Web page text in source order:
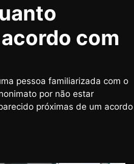
com
pessoa familiarizada com o
por não estar
próximas de um acordo